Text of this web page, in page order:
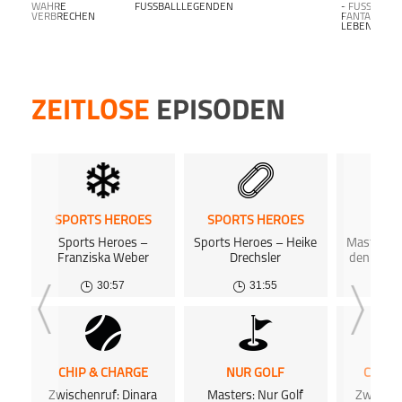
WAHRE
VERBRECHEN
FUSSBALLLEGENDEN
- FUSSBALL F
ANTALK L
ZEITLOSE EPISODEN
SPORTS HEROES
Sports Heroes –
Franziska Weber
30:57
CHIP & CHARGE
Zwischenruf: Dinara
SPORTS HEROES
Sports Heroes – Heike
Drechsler
31:55
NUR GOLF
Masters: Nur Golf
Masters:
den
CHIP